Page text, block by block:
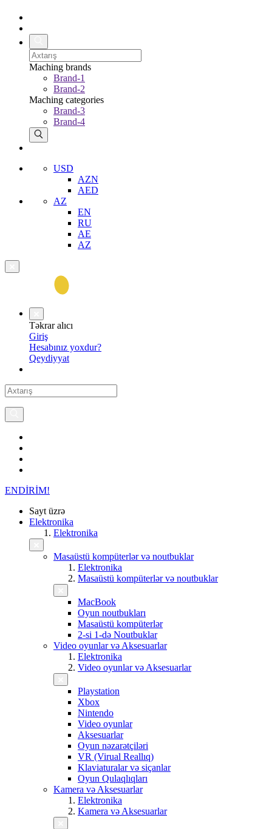
Maching brands
Brand-1
Brand-2
Maching categories
Brand-3
Brand-4
USD
AZN
AED
AZ
EN
RU
AE
AZ
Təkrar alıcı
Giriş
Hesabınız yoxdur?
Qeydiyyat
ENDİRİM!
Sayt üzrə
Elektronika
Elektronika
Masaüstü kompüterlər və noutbuklar
Elektronika
Masaüstü kompüterlər və noutbuklar
MacBook
Oyun noutbukları
Masaüstü kompüterlər
2-si 1-də Noutbuklar
Video oyunlar və Aksesuarlar
Elektronika
Video oyunlar və Aksesuarlar
Playstation
Xbox
Nintendo
Video oyunlar
Aksesuarlar
Oyun nəzarətçiləri
VR (Virual Reallıq)
Klaviaturalar və siçanlar
Oyun Qulaqlıqları
Kamera və Aksesuarlar
Elektronika
Kamera və Aksesuarlar